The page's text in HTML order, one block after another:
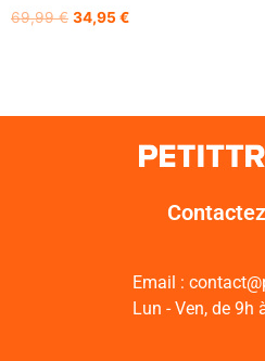
69,99€ 34,95€
Email :
Lun - Ven, de 9h